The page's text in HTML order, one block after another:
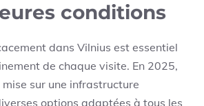
conditions
dans Vilnius est essentiel
de chaque visite. En 2025,
sur une infrastructure
options adaptées à tous les